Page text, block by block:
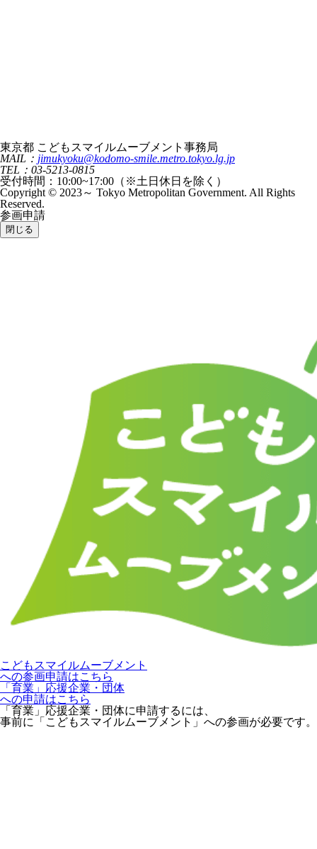
東京都 こどもスマイルムーブメント事務局
MAIL： jimukyoku@kodomo-smile.metro.tokyo.lg.jp
TEL：03-5213-0815
受付時間：10:00~17:00（※土日休日を除く）
Copyright © 2023～ Tokyo Metropolitan Government. All Rights
Reserved.
参画申請
閉じる
こどもスマイルムーブメント
への参画申請はこちら
「育業」応援企業・団体
への申請はこちら
「育業」応援企業・団体に申請するには、
事前に「こどもスマイルムーブメント」への参画が必要です。